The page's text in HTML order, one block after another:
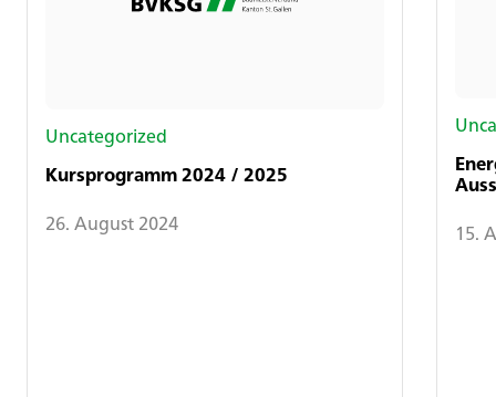
Uncategorized
Kursprogramm 2024 / 2025
26. August 2024
15.